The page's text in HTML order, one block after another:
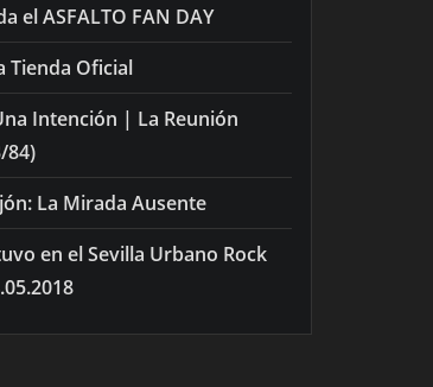
el ASFALTO FAN DAY
Tienda Oficial
Intención | La Reunión
84)
La Mirada Ausente
en el Sevilla Urbano Rock